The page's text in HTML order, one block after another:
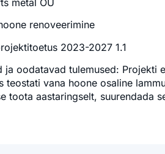
renoveerimine
2023-2027 1.1
ja oodatavad tulemused: Projekti
teostati vana hoone osaline
toota aastaringselt, suurendada